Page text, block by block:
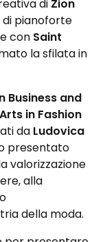
di Zion
pianoforte
con Saint
la sfilata in
Business and
in Fashion
da Ludovica
presentato
valorizzazione
alla
della moda.